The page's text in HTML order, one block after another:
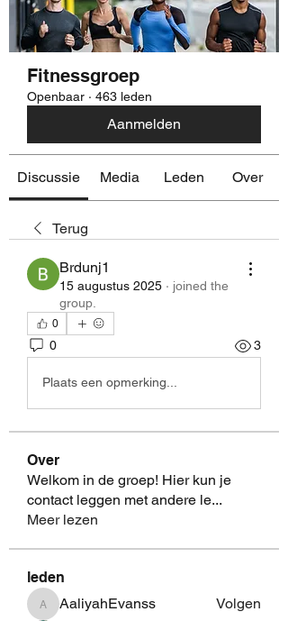
Fitnessgroep
Openbaar · 463 leden
Aanmelden
Discussie Media Leden Over
Terug
Brdunj1
15 augustus 2025 · joined the
group.
0
0 3
Plaats een opmerking...
Over
Welkom in de groep! Hier kun je
contact leggen met andere le...
Meer lezen
leden
AaliyahEvanss
AaliyahEvanss Volgen